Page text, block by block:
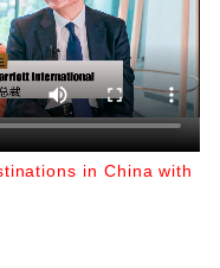
in China with